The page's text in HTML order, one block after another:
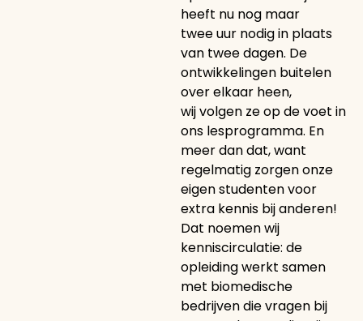
heeft nu nog maar
twee uur nodig in plaats
van twee dagen. De
ontwikkelingen buitelen
over elkaar heen,
wij volgen ze op de voet in
ons lesprogramma. En
meer dan dat, want
regelmatig zorgen onze
eigen studenten voor
extra kennis bij anderen!
Dat noemen wij
kenniscirculatie: de
opleiding werkt samen
met biomedische
bedrijven die vragen bij